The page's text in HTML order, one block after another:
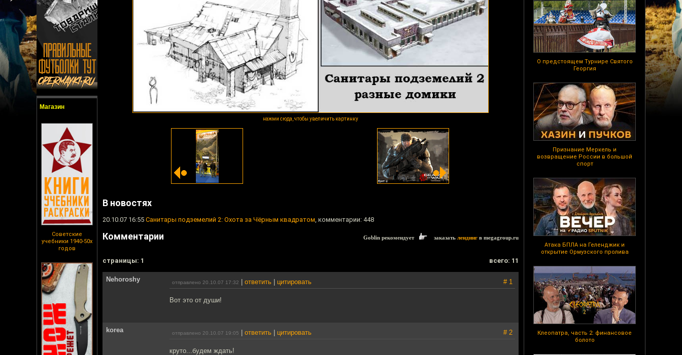
Магазин
Советские
учебники 1940-50х
годов
О предстоящем Турнире Святого
Георгия
Признание Меркель и
возвращение России в большой
спорт
Атака БПЛА на Геленджик и
открытие Ормузского пролива
Клеопатра, часть 2: финансовое
болото
нажми сюда, чтобы увеличить картинку
В новостях
20.10.07 16:55 Санитары подземелий 2: Охота за Чёрным квадратом, комментарии: 448
Комментарии Goblin рекомендует заказать лендинг в megagroup.ru
cтраницы: 1 всего: 11
Nehoroshy отправлено 20.10.07 17:32 ответить цитировать # 1
Вот это от души!
korea отправлено 20.10.07 19:05 ответить цитировать # 2
круто...будем ждать!